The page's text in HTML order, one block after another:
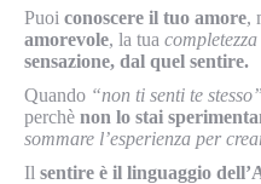
Puoi conoscere il tuo amore,
amorevole, la tua
sensazione, dal quel sentire.
Quando “non ti senti te stesso”,
perchè non lo stai
sommare l’esperienza per
Il sentire è il linguaggio